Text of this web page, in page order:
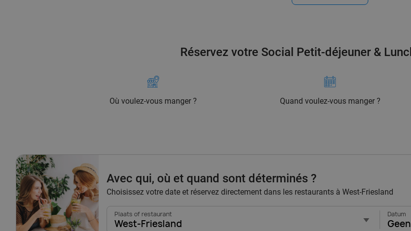
Réservez votre Social Petit-déjeuner &
Où voulez-vous manger ? Quand voulez-vous manger ?
Avec qui, où et quand sont déterminés ?
Choisissez votre date et réservez directement dans les restaurants à West-Friesland
Plaats of restaurant
West-Friesland
Datum